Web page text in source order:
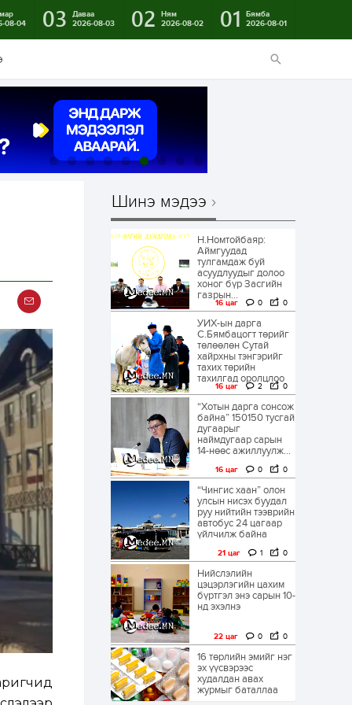
08-04
03
Даваа
2026-08-03
02
Ням
2026-08-02
01
Бямба
2026-08-01
Шинэ мэдээ
Н.Номтойбаяр:
Аймгуудад
тулгамдаж буй
асуудлуудыг долоо
хоног бүр Засгийн
газрын...
16 цаг 0 0
УИХ-ын дарга
С.Бямбацогт төрийг
төлөөлөн Сутай
хайрхны тэнгэрийг
тахих төрийн
тахилгад оролцлоо
16 цаг 2 0
“Хотын дарга сонсож
байна” 150150 тусгай
дугаарыг
наймдугаар сарын
14-нөөс ажиллуулж...
16 цаг 0 0
“Чингис хаан” олон
улсын нисэх буудал
руу нийтийн тээврийн
автобус 24 цагаар
үйлчилж байна
21 цаг 1 0
Нийслэлийн
цэцэрлэгийн цахим
бүртгэл энэ сарын 10-
нд эхэлнэ
22 цаг 0 0
16 төрлийн эмийг нэг
эх үүсвэрээс
худалдан авах
журмыг баталлаа